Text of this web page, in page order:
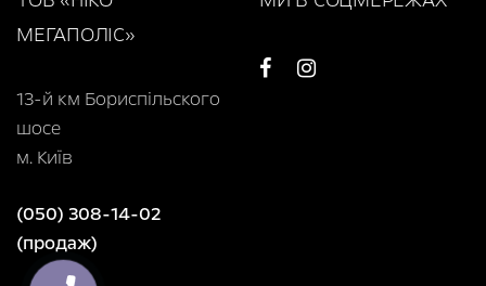
МЕГАПОЛІС»
13-й км Бориспільского
шосе
м. Київ
(050) 308-14-02
(продаж)